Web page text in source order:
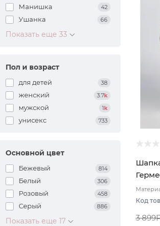
Манишка 42
Ушанка 66
Показать еще 33
Пол и возраст
для детей 38
женский 3.7k
мужской 1k
унисекс 733
Основной цвет
Бежевый 814
Белый 306
Розовый 458
Серый 886
Показать еще 17
Код
3